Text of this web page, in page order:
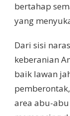
bertahap
yang
Dari sisi
keberanian
baik lawan
area abu-